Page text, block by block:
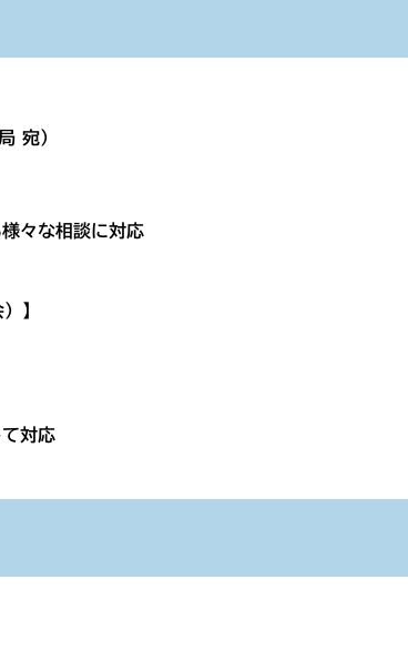
宛）
々な相談に対応
】
対応